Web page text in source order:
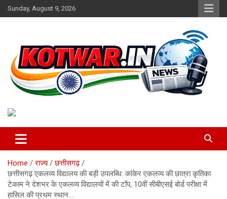
Skip
to
Sunday, August 9, 2026
kotwar.in
Home राज्य
छत्तीसगढ़
छत्तीसगढ़ एकलव्य विद्यालय की बड़ी उपलब्धि: कांकेर एकलव्य की छात्रा कृतिका
टेकाम ने देशभर के एकलव्य विद्यालयों में की टॉप, 10वीं सीबीएसई बोर्ड परीक्षा में
हासिल की प्रथम स्थान….